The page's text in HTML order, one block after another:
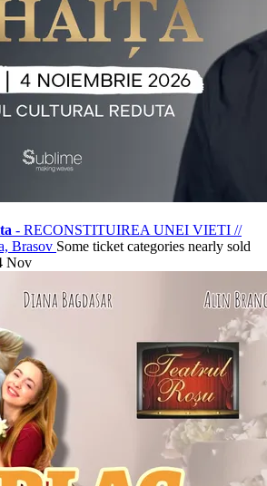
- RECONSTITUIREA UNEI VIETI //
Brasov Some ticket categories nearly sold
Nov